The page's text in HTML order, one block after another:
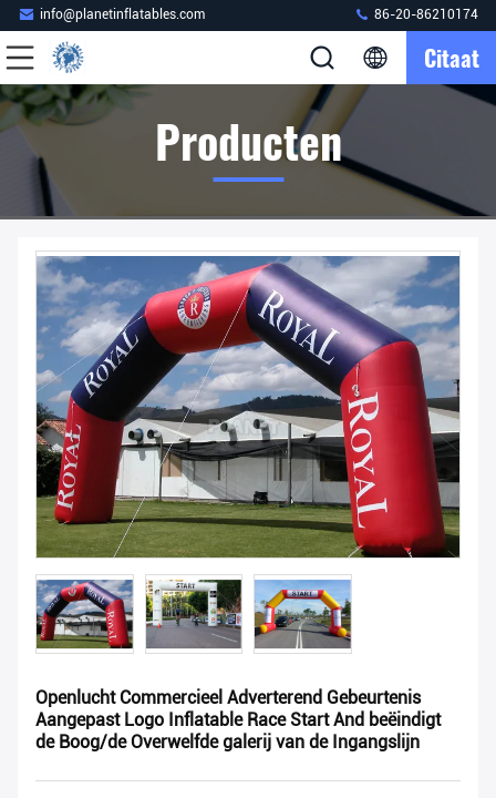
info@planetinflatables.com 86-20-86210174
Citaat
Producten
Openlucht Commercieel Adverterend Gebeurtenis
Aangepast Logo Inflatable Race Start And beëindigt
de Boog/de Overwelfde galerij van de Ingangslijn